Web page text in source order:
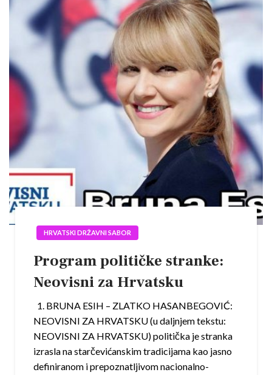
HRVATSKI DRŽAVNI SABOR
Program političke stranke:
Neovisni za Hrvatsku
1. BRUNA ESIH – ZLATKO HASANBEGOVIĆ:
NEOVISNI ZA HRVATSKU (u daljnjem tekstu:
NEOVISNI ZA HRVATSKU) politička je stranka
izrasla na starčevićanskim tradicijama kao jasno
definiranom i prepoznatljivom nacionalno-